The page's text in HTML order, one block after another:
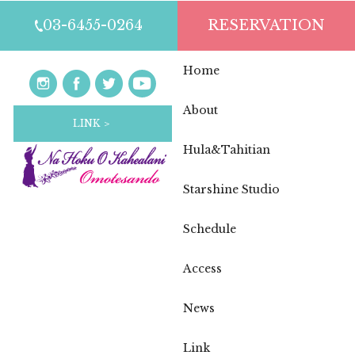
03-6455-0264 RESERVATION
LINK ＞
Home
About
Hula&Tahitian
Starshine Studio
Schedule
Access
News
Link